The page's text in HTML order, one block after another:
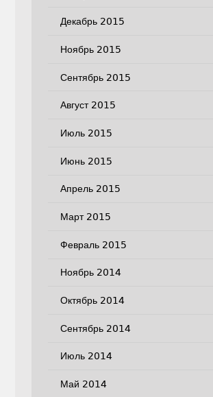
Декабрь 2015
Ноябрь 2015
Сентябрь 2015
Август 2015
Июль 2015
Июнь 2015
Апрель 2015
Март 2015
Февраль 2015
Ноябрь 2014
Октябрь 2014
Сентябрь 2014
Июль 2014
Май 2014